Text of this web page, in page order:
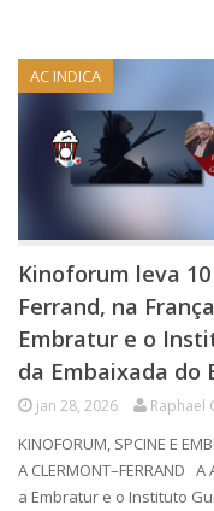
AC INDICA
Kinoforum leva
Ferrand, na
Embratur e o
da Embaixada do
jan 28, 2026 Raphael
KINOFORUM, SPCINE E
A CLERMONT–FERRAND
a Embratur e o Instituto